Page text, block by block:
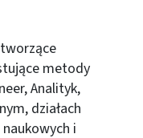
metody
Analityk,
działach
i